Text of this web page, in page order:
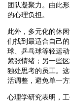
团队凝聚力。由此
的心理负担。
此外，多元化的休
们找到最适合自己
球、乒乓球等轻运
紧张情绪；另一些
独处思考的员工。
活调整，避免单一
心理学研究表明，